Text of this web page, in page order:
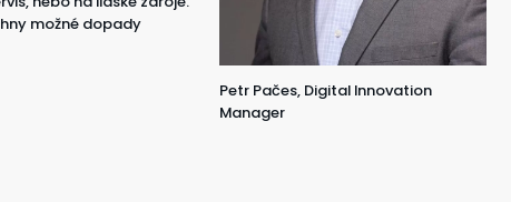
možné dopady
Petr Pačes, Digital Innovation
Manager